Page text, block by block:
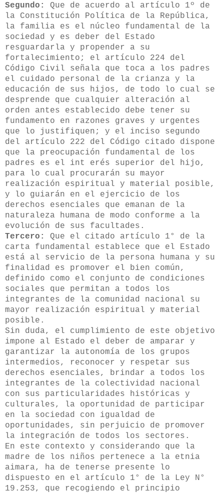
Segundo:
Que de acuerdo al artículo 1º de
la Constitución Política de la República,
la familia es el núcleo fundamental de la
sociedad y es deber del Estado
resguardarla y propender a su
fortalecimiento; el artículo 224 del
Código Civil señala que toca a los padres
el cuidado personal de la crianza y la
educación de sus hijos, de todo lo cual se
desprende que cualquier alteración al
orden antes establecido debe tener su
fundamento en razones graves y urgentes
que lo justifiquen; y el inciso segundo
del artículo 222 del Código citado dispone
que la preocupación fundamental de los
padres es el int erés superior del hijo,
para lo cual procurarán su mayor
realización espiritual y material posible,
y lo guiarán en el ejercicio de los
derechos esenciales que emanan de la
naturaleza humana de modo conforme a la
evolución de sus facultades.
Tercero:
Que el citado artículo 1° de la
carta fundamental establece que el Estado
está al servicio de la persona humana y su
finalidad es promover el bien común,
definido como el conjunto de condiciones
sociales que permitan a todos los
integrantes de la comunidad nacional su
mayor realización espiritual y material
posible.
Sin duda, el cumplimiento de este objetivo
impone al Estado el deber de amparar y
garantizar la autonomía de los grupos
intermedios, reconocer y respetar sus
derechos esenciales, brindar a todos los
integrantes de la colectividad nacional
con sus particularidades históricas y
culturales, la oportunidad de participar
en la sociedad con igualdad de
oportunidades, sin perjuicio de promover
la integración de todos los sectores.
En este contexto y considerando que la
madre de los niños pertenece a la etnia
aimara, ha de tenerse presente lo
dispuesto en el artículo 1° de la Ley N°
19.253, que recogiendo el principio